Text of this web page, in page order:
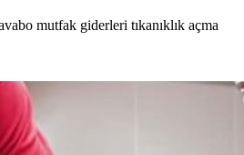
mutfak giderleri tıkanıklık açma